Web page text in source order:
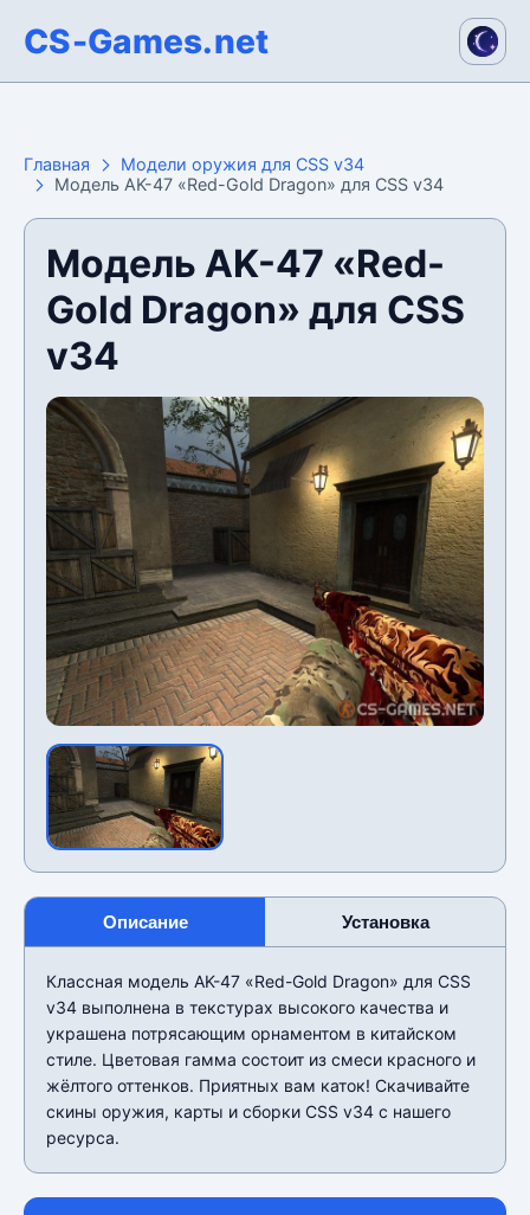
CS-Games.net
Главная
Модели оружия для CSS v34
Модель AK-47 «Red-Gold Dragon» для CSS v34
Модель AK-47 «Red-
Gold Dragon» для CSS
v34
Описание Установка
Классная модель AK-47 «Red-Gold Dragon» для CSS
v34 выполнена в текстурах высокого качества и
украшена потрясающим орнаментом в китайском
стиле. Цветовая гамма состоит из смеси красного и
жëлтого оттенков. Приятных вам каток! Скачивайте
скины оружия, карты и сборки CSS v34 c нашего
ресурса.